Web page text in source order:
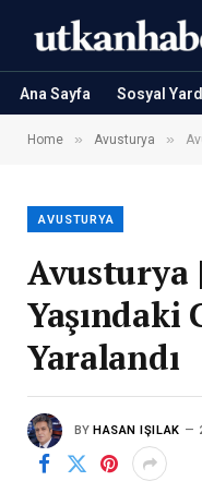
Ana Sayfa Sosyal
Home » Avusturya »
AVUSTURYA
Avusturya
Yaşındaki
Yaralandı
BY HASAN IŞILAK